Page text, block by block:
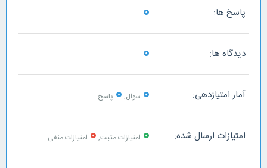
پاسخ ها: 0
دیدگاه ها: 0
آمار امتیازدهی: 0 سوال, 0 پاسخ
امتیازات ارسال شده: 0 امتیازات مثبت, 0 امتیازات منفی